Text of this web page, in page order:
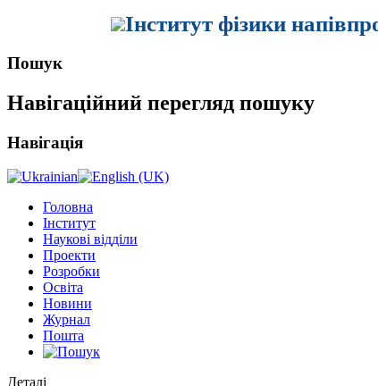
Інститут фізики
Пошук
Навігаційний перегляд пошуку
Навігація
Головна
Інститут
Наукові відділи
Проекти
Розробки
Освіта
Новини
Журнал
Пошта
Деталі